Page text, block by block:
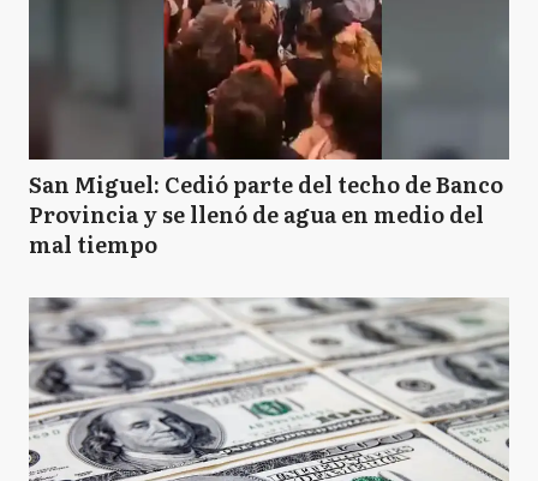
San Miguel: Cedió parte del techo de Banco
Provincia y se llenó de agua en medio del
mal tiempo